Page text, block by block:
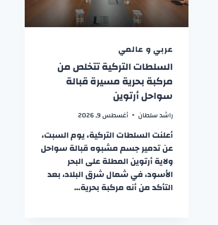
عربي و عالمي
السلطات التركية تتخلص من
مركبة بحرية مسيرة قبالة
سواحل أرتوين
راشد سلطان أغسطس 9, 2026
أعلنت السلطات التركية، يوم السبت،
عن تدمير جسم مشبوه قبالة سواحل
ولاية أرتوين المطلة على البحر
الأسود، في شمال شرق البلاد، بعد
التأكد من أنه مركبة بحرية…